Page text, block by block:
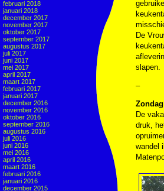
februari 2018
januari 2018
december 2017
november 2017
oktober 2017
september 2017
augustus 2017
juli 2017
juni 2017
mei 2017
april 2017
maart 2017
februari 2017
januari 2017
december 2016
november 2016
oktober 2016
september 2016
augustus 2016
juli 2016
juni 2016
mei 2016
april 2016
maart 2016
februari 2016
januari 2016
december 2015
De
slapen.
–
De
druk,
wandel